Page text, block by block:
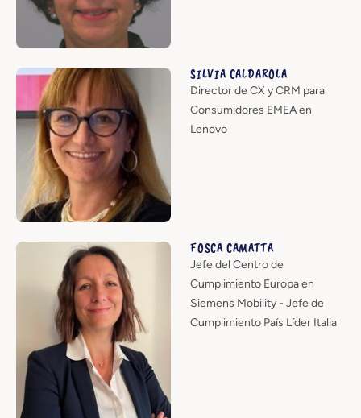
SILVIA CALDAROLA
Director de CX y CRM para
Consumidores EMEA en
Lenovo
FOSCA CAMATTA
Jefe del Centro de
Cumplimiento Europa en
Siemens Mobility - Jefe de
Cumplimiento País Líder Italia